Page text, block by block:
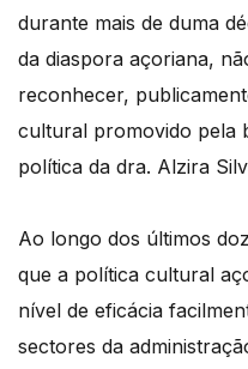
durante mais de duma
da diaspora açoriana,
reconhecer,
cultural promovido pela
política da dra. Alzira
Ao longo dos últimos
que a política cultural
nível de eficácia
sectores da